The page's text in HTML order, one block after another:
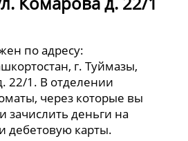
по адресу:
г. Туймазы,
22/1. В отделении
через которые вы
зачислить деньги на
дебетовую карты.